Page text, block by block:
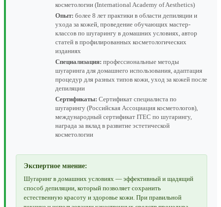
косметологии (International Academy of Aesthetics)
Опыт: более 8 лет практики в области депиляции и
ухода за кожей, проведение обучающих мастер-
классов по шугарингу в домашних условиях, автор
статей в профилированных косметологических
изданиях
Специализация: профессиональные методы
шугаринга для домашнего использования, адаптация
процедур для разных типов кожи, уход за кожей после
депиляции
Сертификаты: Сертификат специалиста по
шугарингу (Российская Ассоциация косметологов),
международный сертификат ITEC по шугарингу,
награда за вклад в развитие эстетической
косметологии
Экспертное мнение:
Шугаринг в домашних условиях — эффективный и щадящий
способ депиляции, который позволяет сохранить
естественную красоту и здоровье кожи. При правильной